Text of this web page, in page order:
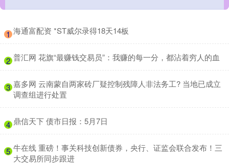
1 ​海通富配资 *ST威尔录得18天14板
2 ​普汇网 花旗“最赚钱交易员”：我赚的每一分，都沾着穷人的血
3 ​嘉多网 云南蒙自两家砖厂疑控制残障人非法务工? 当地已成立
调查组进行处置
4 ​鼎信天下 债市日报：5月7日
5 ​牛在线 重磅！事关科技创新债券，央行、证监会联合发布！三
大交易所同步跟进